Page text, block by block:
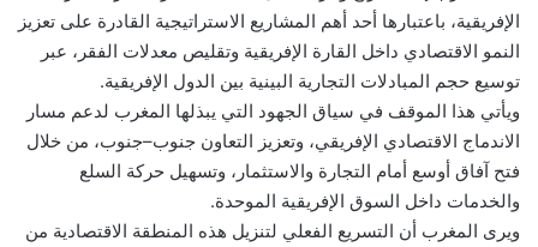
الإفريقية، باعتبارها أحد أهم المشاريع الاستراتيجية القادرة على تعزيز
النمو الاقتصادي داخل القارة الإفريقية وتقليص معدلات الفقر، عبر
توسيع حجم المبادلات التجارية البينية بين الدول الإفريقية.
ويأتي هذا الموقف في سياق الجهود التي يبذلها المغرب لدعم مسار
الاندماج الاقتصادي الإفريقي، وتعزيز التعاون جنوب–جنوب، من خلال
فتح آفاق أوسع أمام التجارة والاستثمار، وتسهيل حركة السلع
والخدمات داخل السوق الإفريقية الموحدة.
ويرى المغرب أن التسريع الفعلي لتنزيل هذه المنطقة الاقتصادية من